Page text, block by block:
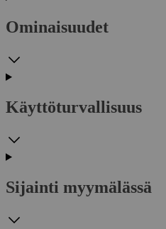
Ominaisuudet
Käyttöturvallisuus
Sijainti myymälässä